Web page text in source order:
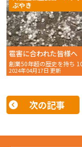
雹害に合われた皆様へ
2024年04月17日 更新
ぶやき
次の記事